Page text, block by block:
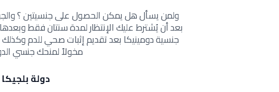
ولمن يسأل هل يمكن الحصول على جنسيتين ؟
بعد أن يُشترط عليك الإنتظار لمدة سنتان فقط
جنسية دومينيكا بعد تقديم إثبات صحي للدم وكذلك
مخولاً لمنحك جنسي
دولة بلجيكا